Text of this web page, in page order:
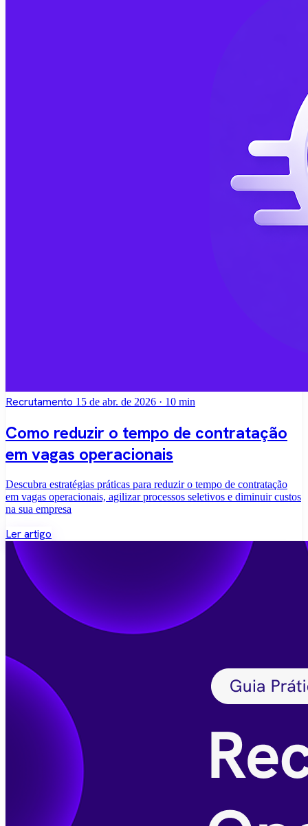
Recrutamento 15 de abr. de 2026 · 10 min
Como reduzir o tempo de contratação
em vagas operacionais
Descubra estratégias práticas para reduzir o tempo de contratação
em vagas operacionais, agilizar processos seletivos e diminuir custos
na sua empresa
Ler artigo